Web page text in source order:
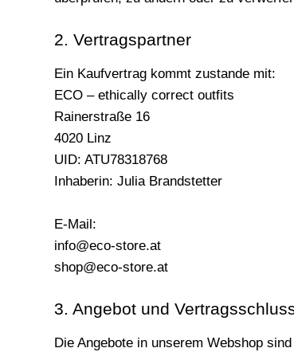
2. Vertragspartner
Ein Kaufvertrag kommt zustande mit:
ECO – ethically correct outfits
Rainerstraße 16
4020 Linz
UID: ATU78318768
Inhaberin: Julia Brandstetter
E-Mail:
info@eco-store.at
shop@eco-store.at
3. Angebot und
Die Angebote in unserem Webshop